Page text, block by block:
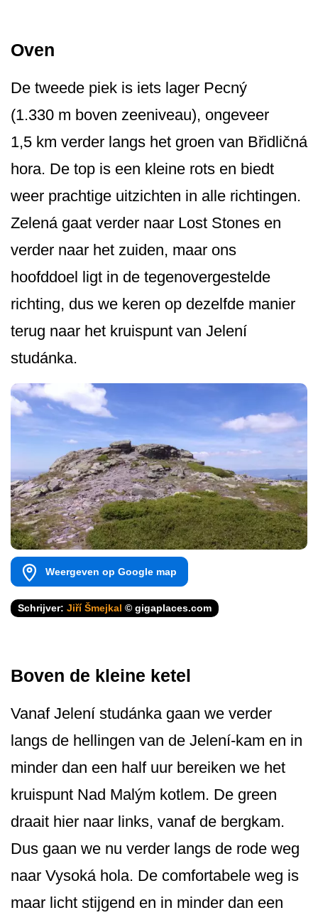
Oven
De tweede piek is iets lager Pecný
(1.330 m boven zeeniveau), ongeveer
1,5 km verder langs het groen van Břidličná
hora. De top is een kleine rots en biedt
weer prachtige uitzichten in alle richtingen.
Zelená gaat verder naar Lost Stones en
verder naar het zuiden, maar ons
hoofddoel ligt in de tegenovergestelde
richting, dus we keren op dezelfde manier
terug naar het kruispunt van Jelení
studánka.
Weergeven op Google map
Schrijver: Jiří Šmejkal © gigaplaces.com
Boven de kleine ketel
Vanaf Jelení studánka gaan we verder
langs de hellingen van de Jelení-kam en in
minder dan een half uur bereiken we het
kruispunt Nad Malým kotlem. De green
draait hier naar links, vanaf de bergkam.
Dus gaan we nu verder langs de rode weg
naar Vysoká hola. De comfortabele weg is
maar licht stijgend en in minder dan een